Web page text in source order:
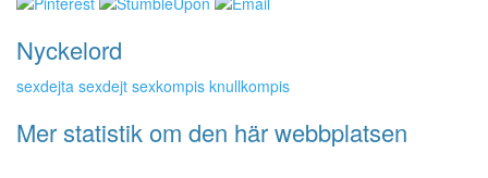
Nyckelord
sexdejta sexdejt sexkompis knullkompis
Mer statistik om den här webbplatsen